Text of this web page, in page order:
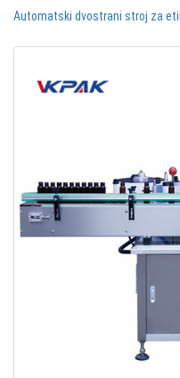
Automatski dvostrani stroj za